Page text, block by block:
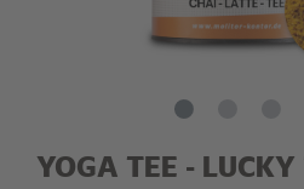
YOGA TEE -